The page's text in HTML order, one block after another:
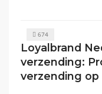
674
Loyalbrand
verzending:
verzending